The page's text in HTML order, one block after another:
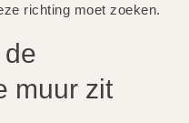
richting moet zoeken.
muur zit